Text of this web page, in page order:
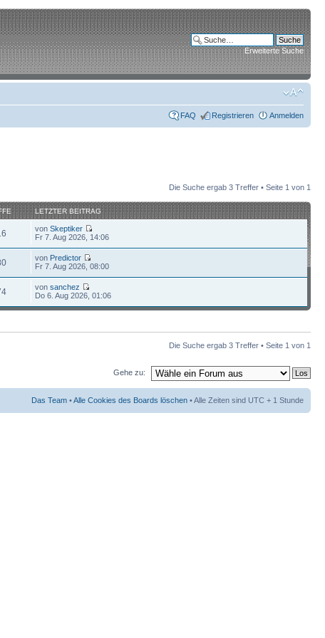
Erweiterte Suche
FAQ Registrieren Anmelden
Die Suche ergab 3 Treffer • Seite 1 von 1
LETZTER BEITRAG
vonSkeptiker
Fr 7. Aug 2026, 14:06
von Predictor
Fr 7. Aug 2026, 08:00
vonsanchez
Do 6. Aug 2026, 01:06
Die Suche ergab 3 Treffer • Seite 1 von 1
Gehe zu:
Das Team •Alle Cookies des Boards löschen • Alle Zeiten sind UTC + 1 Stunde